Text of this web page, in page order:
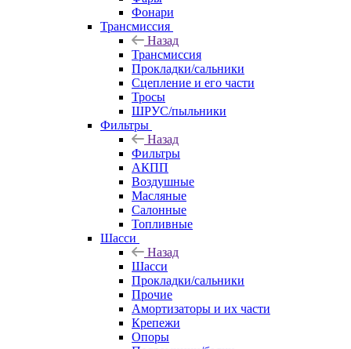
Фонари
Трансмиссия
Назад
Трансмиссия
Прокладки/сальники
Сцепление и его части
Тросы
ШРУС/пыльники
Фильтры
Назад
Фильтры
АКПП
Воздушные
Масляные
Салонные
Топливные
Шасси
Назад
Шасси
Прокладки/сальники
Прочие
Амортизаторы и их части
Крепежи
Опоры